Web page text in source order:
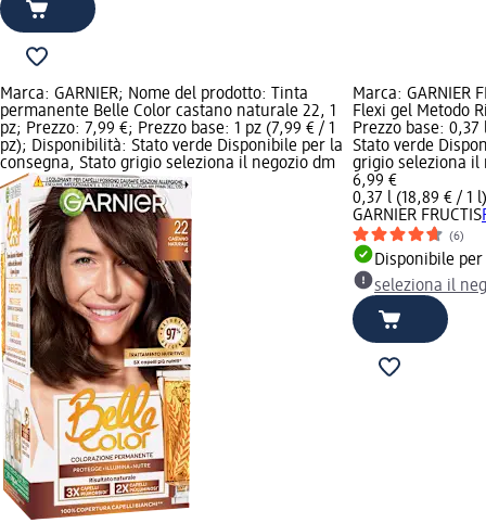
Marca: GARNIER; Nome del prodotto: Tinta
permanente Belle Color castano naturale 22, 1
pz; Prezzo: 7,99 €; Prezzo base: 1 pz (7,99 € / 1
pz); Disponibilità: Stato verde Disponibile per la
consegna, Stato grigio seleziona il negozio dm
Marca: GARNIER
Flexi gel Metodo
Prezzo base:
Stato verde
grigio seleziona il
6,99 €
0,37 l (18,89 € / 1 l)
GARNIER FRUCTIS
(6)
Disponibile
seleziona il